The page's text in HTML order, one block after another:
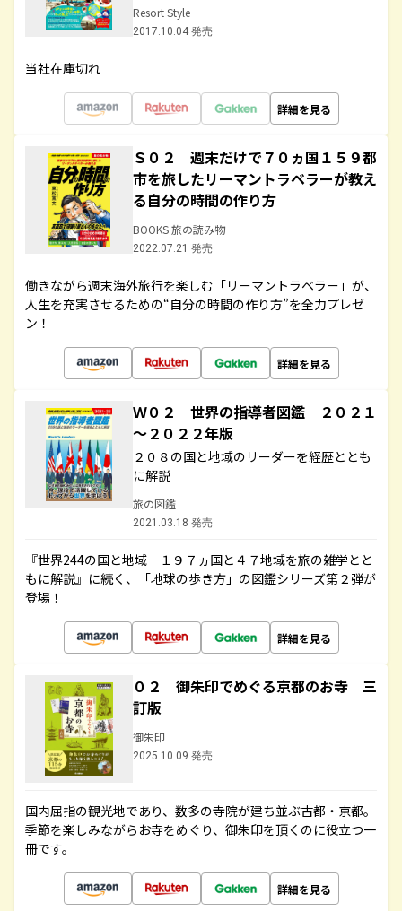
Resort Style
2017.10.04 発売
当社在庫切れ
詳細を見る
Ｓ０２ 週末だけで７０ヵ国１５９都
市を旅したリーマントラベラーが教え
る自分の時間の作り方
BOOKS 旅の読み物
2022.07.21 発売
働きながら週末海外旅行を楽しむ「リーマントラベラー」が、
人生を充実させるための“自分の時間の作り方”を全力プレゼ
ン！
詳細を見る
Ｗ０２ 世界の指導者図鑑 ２０２１
～２０２２年版
２０８の国と地域のリーダーを経歴ととも
に解説
旅の図鑑
2021.03.18 発売
『世界244の国と地域 １９７ヵ国と４７地域を旅の雑学とと
もに解説』に続く、「地球の歩き方」の図鑑シリーズ第２弾が
登場！
詳細を見る
０２ 御朱印でめぐる京都のお寺 三
訂版
御朱印
2025.10.09 発売
国内屈指の観光地であり、数多の寺院が建ち並ぶ古都・京都。
季節を楽しみながらお寺をめぐり、御朱印を頂くのに役立つ一
冊です。
詳細を見る